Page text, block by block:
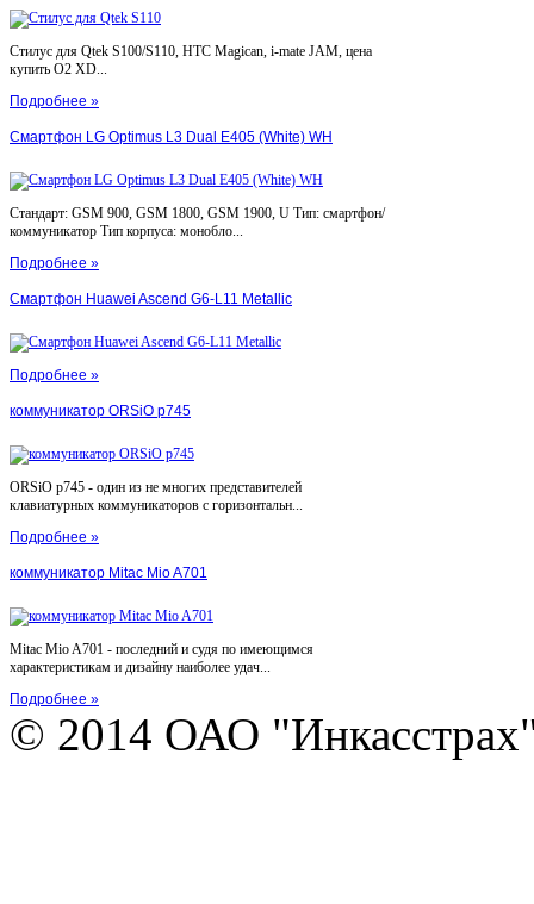
Стилус для Qtek S100/S110, HTC Magican, i-mate JAM, цена
купить O2 XD...
Подробнее »
Смартфон LG Optimus L3 Dual E405 (White) WH
Стандарт: GSM 900, GSM 1800, GSM 1900, U Тип: смартфон/
коммуникатор Тип корпуса: монобло...
Подробнее »
Смартфон Huawei Ascend G6-L11 Metallic
Подробнее »
коммуникатор ORSiO p745
ORSiO p745 - один из не многих представителей
клавиатурных коммуникаторов с горизонтальн...
Подробнее »
коммуникатор Mitac Mio A701
Mitac Mio A701 - последний и судя по имеющимся
характеристикам и дизайну наиболее удач...
Подробнее »
© 2014 ОАО